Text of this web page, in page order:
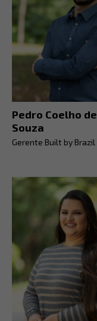
Pedro Coelho de
Souza
Gerente Built by Brazil